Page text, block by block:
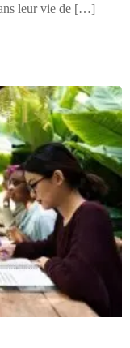
leur vie de […]